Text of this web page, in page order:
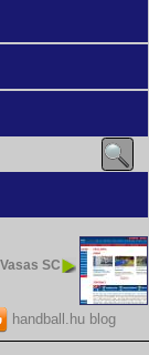
Vasas SC
handball.hu blog